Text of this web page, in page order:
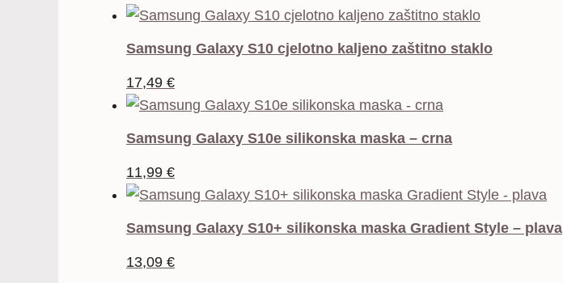
Samsung Galaxy S10 cjelotno kaljeno zaštitno staklo
17,49 €
Samsung Galaxy S10e silikonska maska – crna
11,99 €
Samsung Galaxy S10+ silikonska maska Gradient Style – plava
13,09 €